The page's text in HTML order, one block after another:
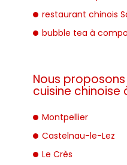
restaurant chinois
bubble tea à
Nous
cuisine chinoise
Montpellier
Castelnau-le-Lez
Le Crès